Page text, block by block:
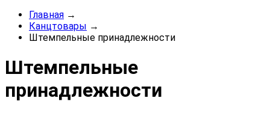
Главная →
Канцтовары →
Штемпельные принадлежности
Штемпельные
принадлежности